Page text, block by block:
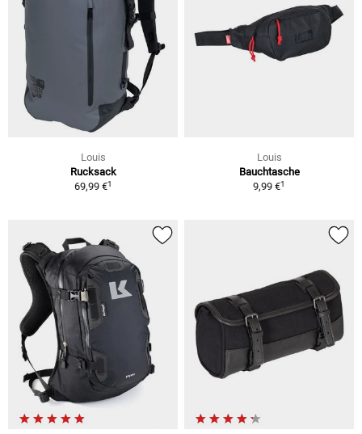
Louis
Rucksack
69,99 €1
Louis
Bauchtasche
9,99 €1